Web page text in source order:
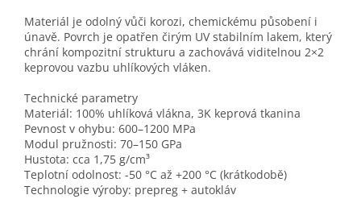
Materiál je odolný vůči korozi, chemickému působení i
únavě. Povrch je opatřen čirým UV stabilním lakem, který
chrání kompozitní strukturu a zachovává viditelnou 2×2
keprovou vazbu uhlíkových vláken.
Technické parametry
Materiál: 100% uhlíková vlákna, 3K keprová tkanina
Pevnost v ohybu: 600–1200 MPa
Modul pružnosti: 70–150 GPa
Hustota: cca 1,75 g/cm³
Teplotní odolnost: -50 °C až +200 °C (krátkodobě)
Technologie výroby: prepreg + autokláv